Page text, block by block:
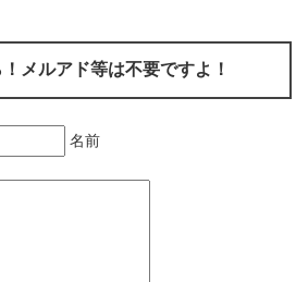
メルアド等は不要ですよ！
名前